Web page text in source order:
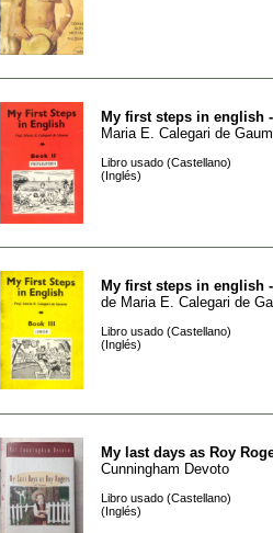
My first steps in english
Maria E. Calegari de
Libro usado (Castellano)
(Inglés)
My first steps in english
de Maria E. Calegari de
Libro usado (Castellano)
(Inglés)
My last days as Roy
Cunningham Devoto
Libro usado (Castellano)
(Inglés)